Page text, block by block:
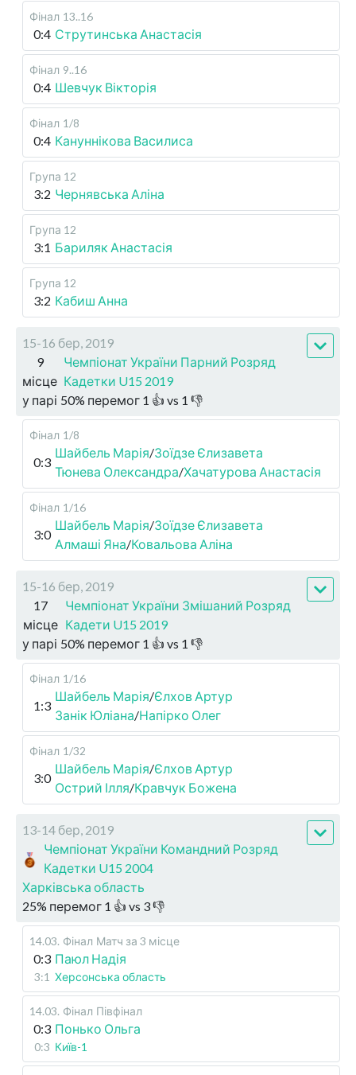
Фінал 13..16
0:4 Струтинська Анастасія
Фінал 9..16
0:4 Шевчук Вікторія
Фінал 1/8
0:4 Кануннікова Василиса
Група 12
3:2 Чернявська Аліна
Група 12
3:1 Бариляк Анастасія
Група 12
3:2 Кабиш Анна
15-16 бер, 2019
9
місце
Чемпіонат України Парний Розряд
Кадетки U15 2019
у парі 50% перемог 1 👍 vs 1 👎
Фінал 1/8
0:3
Шайбель Марія/Зоїдзе Єлизавета
Тюнева Олександра/Хачатурова Анастасія
Фінал 1/16
3:0
Шайбель Марія/Зоїдзе Єлизавета
Алмаші Яна/Ковальова Аліна
15-16 бер, 2019
17
місце
Чемпіонат України Змішаний Розряд
Кадети U15 2019
у парі 50% перемог 1 👍 vs 1 👎
Фінал 1/16
1:3
Шайбель Марія/Єлхов Артур
Занік Юліана/Напірко Олег
Фінал 1/32
3:0
Шайбель Марія/Єлхов Артур
Острий Ілля/Кравчук Божена
13-14 бер, 2019
Чемпіонат України Командний Розряд
Кадетки U15 2004
Харківська область
25% перемог 1 👍 vs 3👎
14.03. Фінал Матч за 3 місце
0:3 Паюл Надія
3:1 Херсонська область
14.03. Фінал Півфінал
0:3 Понько Ольга
0:3 Київ-1